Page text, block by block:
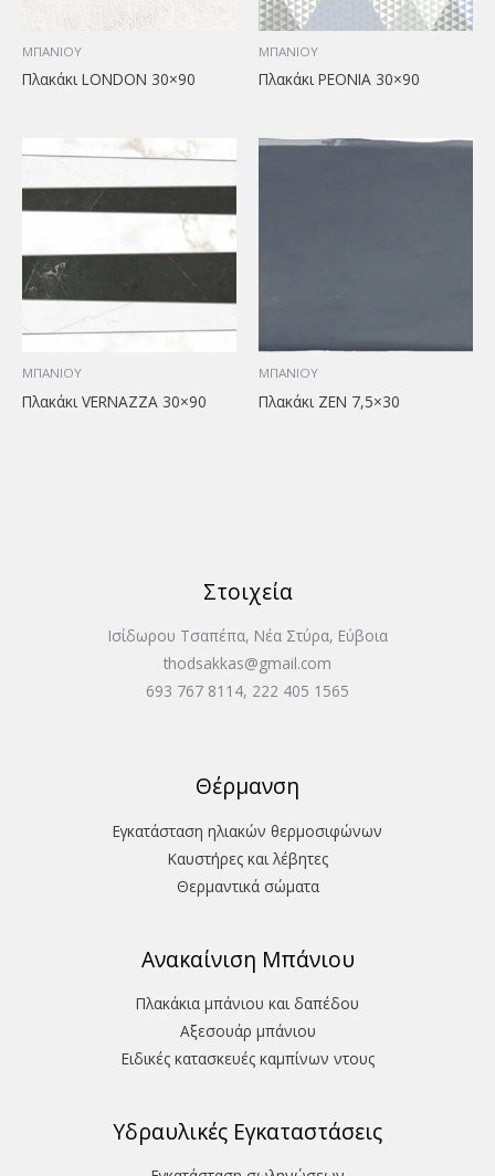
ΜΠΑΝΙΟΥ
Πλακάκι LONDON 30×90
ΜΠΑΝΙΟΥ
Πλακάκι PEONIA 30×90
ΜΠΑΝΙΟΥ
Πλακάκι VERNAZZA 30×90
ΜΠΑΝΙΟΥ
Πλακάκι ZEN 7,5×30
Στοιχεία
Ισίδωρου Τσαπέπα, Νέα Στύρα, Εύβοια
thodsakkas@gmail.com
693 767 8114, 222 405 1565
Θέρμανση
Εγκατάσταση ηλιακών θερμοσιφώνων
Καυστήρες και λέβητες
Θερμαντικά σώματα
Ανακαίνιση Μπάνιου
Πλακάκια μπάνιου και δαπέδου
Aξεσουάρ μπάνιου
Ειδικές κατασκευές καμπίνων ντους
Υδραυλικές Εγκαταστάσεις